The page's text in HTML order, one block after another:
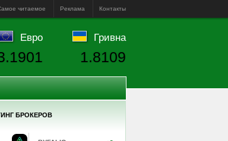
читаемое Реклама Контакты
БРОКЕРОВ
Евро Гривна
1.8109